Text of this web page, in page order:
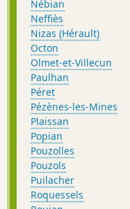
Nébian
Neffiès
Nizas (Hérault)
Octon
Olmet-et-Villecun
Paulhan
Péret
Pézènes-les-Mines
Plaissan
Popian
Pouzolles
Pouzols
Puilacher
Roquessels